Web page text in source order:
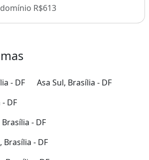
R$613
- DF
Asa Sul, Brasília - DF
DF
- DF
- DF